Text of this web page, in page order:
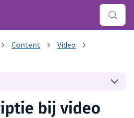
Content
Video
bij video